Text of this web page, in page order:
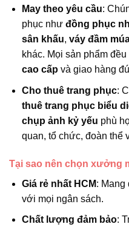
May theo yêu cầu:
phục như đồng phục
sân khấu, váy đầm
khác. Mọi sản phẩm
cao cấpvà giao hàng
Cho thuê trang phục:
thuê trang phục biểu
chụp ảnh kỷ yếu phù
quan, tổ chức, đoàn thể
Tại sao nên chọn xưởng
Giá rẻ nhất HCM:
với mọi ngân sách.
Chất lượng đảm bảo: